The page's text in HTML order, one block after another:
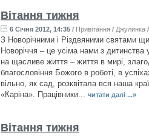
Вітання тижня
6 Січня 2012, 14:35 / Привітання / Джулинка
З Новорічними і Різдвяними святами
Новоріччя – це усіма нами з дитинства
на щасливе життя – життя в мирі,
благословіння Божого в роботі, в
вільно, як сад, розквітала вся наша
«Каріна». Працівники... читати далі ...»
Вітання тижня